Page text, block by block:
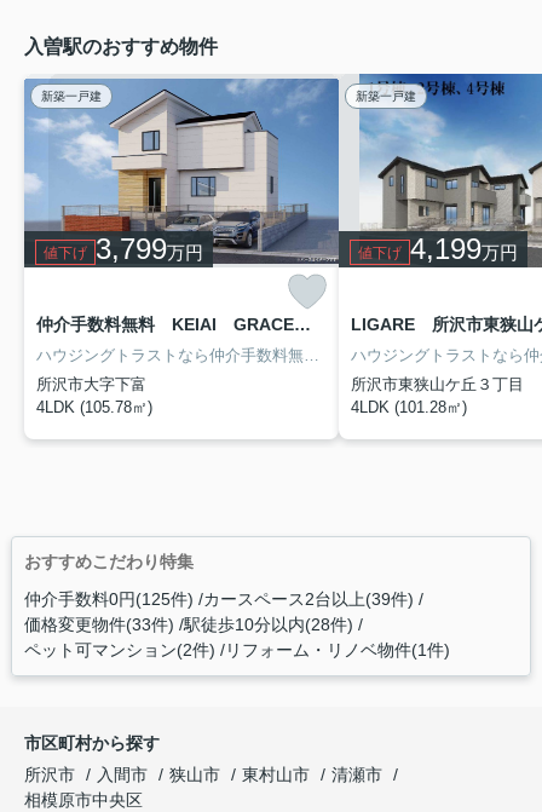
入曽駅のおすすめ物件
新築一戸建
値下げ 3,799万円
仲介手数料無料 KEIAI GRACE所沢市下富9期・新築全1棟 1号棟
ハウジングトラストなら仲介手数料無料で約132万円諸費用を軽減できます！節約できたお金で大型テレビやドラム式洗濯機など最新家電やオシャレなテーブル、ソファーなど新品家具を揃えられます♪新居で快適な新生活をスタートしましょう！建築士・宅建士の資格を持つ専門スタッフが親切・丁寧にご対応致します。まずはお気軽にお電話かメールにてご相談ください。
所沢市大字下富
4LDK (105.78㎡)
新築一戸建
値下げ 4,199万円
所沢市東狭山ケ丘３丁目
4LDK (101.28㎡)
おすすめこだわり特集
仲介手数料0円(125件) カースペース2台以上(39件)
価格変更物件(33件) 駅徒歩10分以内(28件)
ペット可マンション(2件) リフォーム・リノベ物件(1件)
市区町村から探す
所沢市
入間市 狭山市 東村山市
清瀬市
相模原市中央区